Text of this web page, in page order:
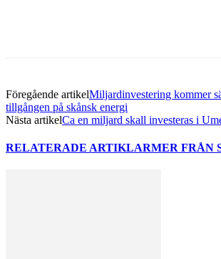
Föregående artikelMiljardinvestering kommer
tillgången på skånsk energi
Nästa artikelCa en miljard skall investeras i
RELATERADE ARTIKLARMER FRÅN